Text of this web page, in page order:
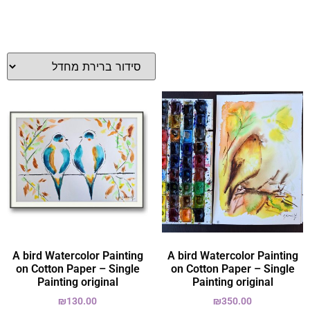
A bird Watercolor Painting
on Cotton Paper – Single
Painting original
₪350.00
A bird Watercolor Painting
on Cotton Paper – Single
Painting original
₪130.00